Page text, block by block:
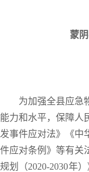
蒙
为加强全县应急
能力和水平，保障人
发事件应对法》《中
件应对条例》等有关
规划（2020-2030年